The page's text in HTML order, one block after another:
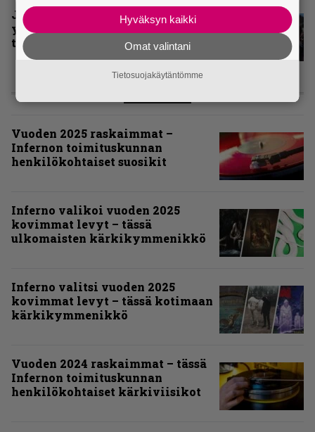
John Smith Rock Festivalin
yleisögalleria – bongaatko itsesi
tai tuttuja joukosta?
Vuoden 2025 raskaimmat –
Infernon toimituskunnan
henkilökohtaiset suosikit
Inferno valikoi vuoden 2025
kovimmat levyt – tässä
ulkomaisten kärkikymmenikkö
Inferno valitsi vuoden 2025
kovimmat levyt – tässä kotimaan
kärkikymmenikkö
Vuoden 2024 raskaimmat – tässä
Infernon toimituskunnan
henkilökohtaiset kärkiviisikot
Hyväksyn kaikki
Omat valintani
Tietosuojakäytäntömme